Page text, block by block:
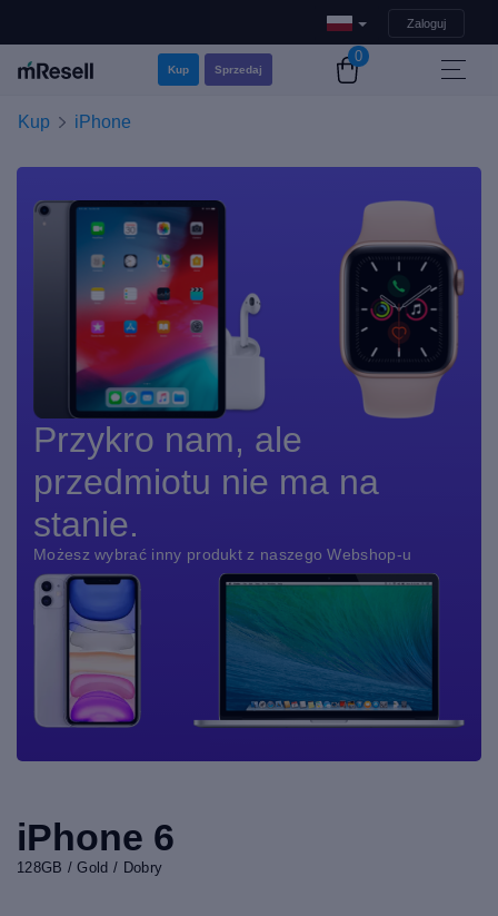
Zaloguj
Kup Sprzedaj
0
Kup iPhone
Przykro nam, ale
przedmiotu nie ma na
stanie.
Możesz wybrać inny produkt z naszego Webshop-u
iPhone 6
128GB / Gold / Dobry